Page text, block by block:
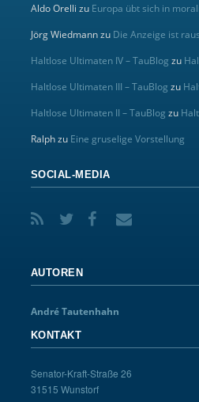
Aldo Orelli zu Europa übt sich in
Jörg Wiedmannzu Die Anzeige ist raus
Haltlose Ultimaten IV – TauBlog zu
Haltlose Ultimaten III – TauBlog zu
Haltlose Ultimaten II – TauBlog zu
Ralphzu Eine gruselige Vorstellung
SOCIAL-MEDIA
AUTOREN
André Tautenhahn
KONTAKT
Senator-Kraft-Straße 26
31515 Wunstorf